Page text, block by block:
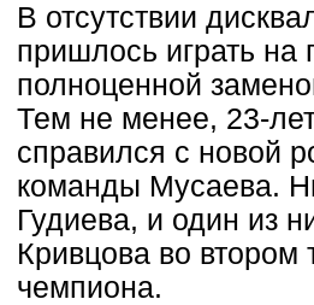
В отсутствии
пришлось играть на
полноценной
Тем не менее, 23-
справился с новой
команды Мусаева.
Гудиева, и один из
Кривцова во
чемпиона.